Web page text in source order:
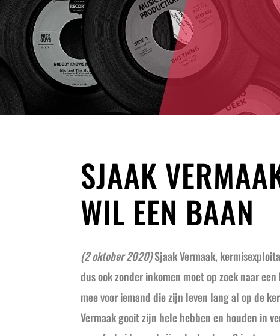
SJAAK
WIL EEN BAAN
(2 oktober 2020)Sjaak Vermaak,
dus ook zonder inkomen moet op zoek naar
mee voor iemand die zijn leven lang al op de
Vermaak gooit zijn hele hebben en houden in